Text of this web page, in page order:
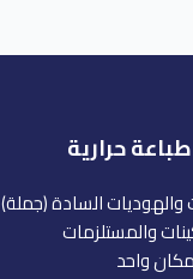
حرارية
والهوديات السادة (جملة)
والمستلزمات
واحد